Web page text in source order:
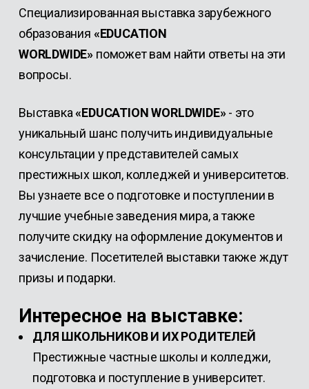
Специализированная выставка зарубежного
образования «EDUCATION
WORLDWIDE» поможет вам найти ответы на эти
вопросы.
Выставка«EDUCATION WORLDWIDE»- это
уникальный шанс получить индивидуальные
консультации у представителей самых
престижных школ, колледжей и университетов.
Вы узнаете все о подготовке и поступлении в
лучшие учебные заведения мира, а также
получите скидку на оформление документов и
зачисление. Посетителей выставки также ждут
призы и подарки.
Интересное на выставке:
ДЛЯ ШКОЛЬНИКОВ И ИХ РОДИТЕЛЕЙ
Престижные частные школы и колледжи,
подготовка и поступление в университет.